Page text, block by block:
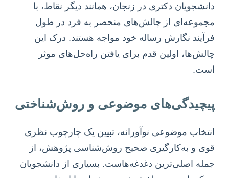
دانشجویان دکتری در زنجان، همانند دیگر نقاط، با
مجموعه‌ای از چالش‌های منحصر به فرد در طول
فرآیند نگارش رساله خود مواجه هستند. درک این
چالش‌ها، اولین قدم برای یافتن راه‌حل‌های موثر
است.
پیچیدگی‌های موضوعی و روش‌شناختی
انتخاب موضوعی نوآورانه، تبیین یک چارچوب نظری
قوی و به‌کارگیری صحیح روش‌شناسی پژوهش، از
جمله اصلی‌ترین دغدغه‌هاست. بسیاری از دانشجویان